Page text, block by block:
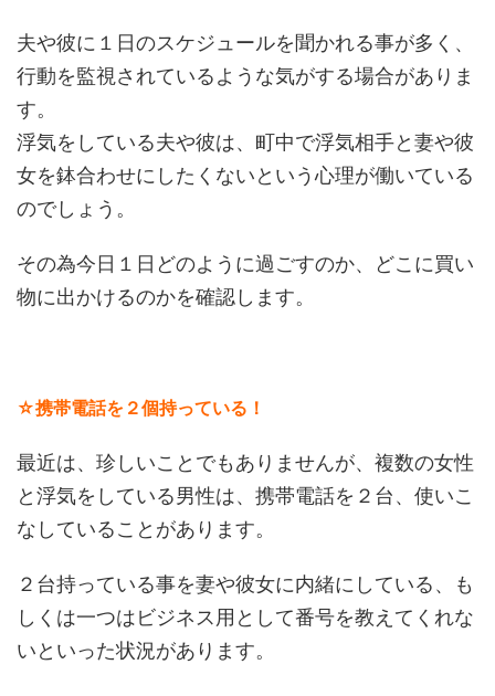
夫や彼に１日のスケジュールを聞かれる事が多く、
行動を監視されているような気がする場合がありま
す。
浮気をしている夫や彼は、町中で浮気相手と妻や彼
女を鉢合わせにしたくないという心理が働いている
のでしょう。
その為今日１日どのように過ごすのか、どこに買い
物に出かけるのかを確認します。
☆携帯電話を２個持っている！
最近は、珍しいことでもありませんが、複数の女性
と浮気をしている男性は、携帯電話を２台、使いこ
なしていることがあります。
２台持っている事を妻や彼女に内緒にしている、も
しくは一つはビジネス用として番号を教えてくれな
いといった状況があります。